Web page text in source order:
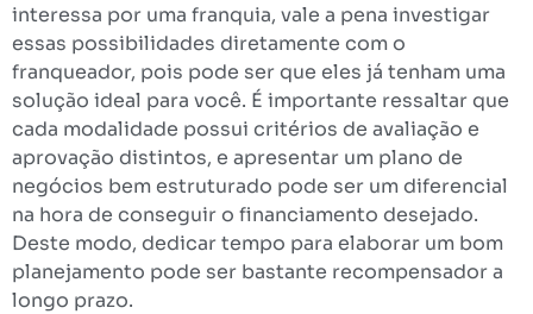
interessa por uma franquia, vale a pena investigar
essas possibilidades diretamente com o
franqueador, pois pode ser que eles já tenham uma
solução ideal para você. É importante ressaltar que
cada modalidade possui critérios de avaliação e
aprovação distintos, e apresentar um plano de
negócios bem estruturado pode ser um diferencial
na hora de conseguir o financiamento desejado.
Deste modo, dedicar tempo para elaborar um bom
planejamento pode ser bastante recompensador a
longo prazo.